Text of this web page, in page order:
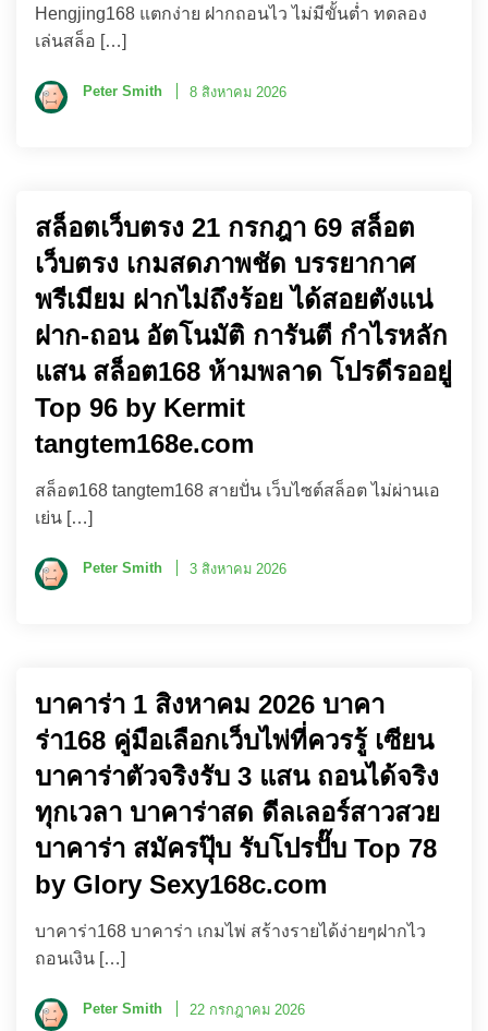
Hengjing168 แตกง่าย ฝากถอนไว ไม่มีขั้นต่ำ ทดลอง
เล่นสล็อ […]
Peter Smith 8 สิงหาคม 2026
สล็อตเว็บตรง 21 กรกฎา 69 สล็อต
เว็บตรง เกมสดภาพชัด บรรยากาศ
พรีเมียม ฝากไม่ถึงร้อย ได้สอยตังแน่
ฝาก-ถอน อัตโนมัติ การันตี กำไรหลัก
แสน สล็อต168 ห้ามพลาด โปรดีรออยู่
Top 96 by Kermit
tangtem168e.com
สล็อต168 tangtem168 สายปั่น เว็บไซต์สล็อต ไม่ผ่านเอ
เย่น […]
Peter Smith 3 สิงหาคม 2026
บาคาร่า 1 สิงหาคม 2026 บาคา
ร่า168 คู่มือเลือกเว็บไพ่ที่ควรรู้ เซียน
บาคาร่าตัวจริงรับ 3 แสน ถอนได้จริง
ทุกเวลา บาคาร่าสด ดีลเลอร์สาวสวย
บาคาร่า สมัครปุ๊บ รับโปรปั๊บ Top 78
by Glory Sexy168c.com
บาคาร่า168 บาคาร่า เกมไพ่ สร้างรายได้ง่ายๆฝากไว
ถอนเงิน […]
Peter Smith 22 กรกฎาคม 2026